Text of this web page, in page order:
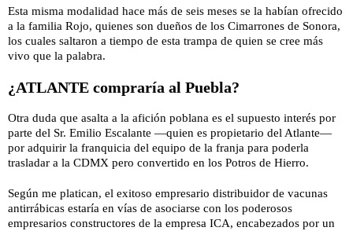
Esta misma modalidad hace más de seis meses se la habían ofrecido
a la familia Rojo, quienes son dueños de los Cimarrones de Sonora,
los cuales saltaron a tiempo de esta trampa de quien se cree más
vivo que la palabra.
¿ATLANTE compraría al Puebla?
Otra duda que asalta a la afición poblana es el supuesto interés por
parte del Sr. Emilio Escalante —quien es propietario del Atlante—
por adquirir la franquicia del equipo de la franja para poderla
trasladar a la CDMX pero convertido en los Potros de Hierro.
Según me platican, el exitoso empresario distribuidor de vacunas
antirrábicas estaría en vías de asociarse con los poderosos
empresarios constructores de la empresa ICA, encabezados por un